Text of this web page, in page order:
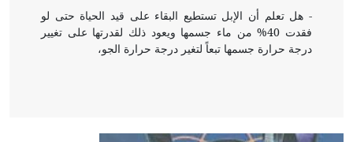
- هل تعلم أن الإبل تستطيع البقاء على قيد الحياة حتى لو
فقدت 40% من ماء جسمها ويعود ذلك لقدرتها على تغيير
درجة حرارة جسمها تبعاً لتغير درجة حرارة الجو،
- هل تعلم أن أبقراط كتب في الطب أربعة مؤلفات هي: